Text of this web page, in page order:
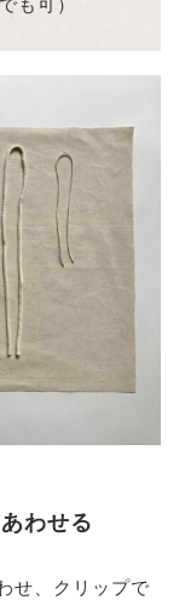
わせる
せ、クリップで